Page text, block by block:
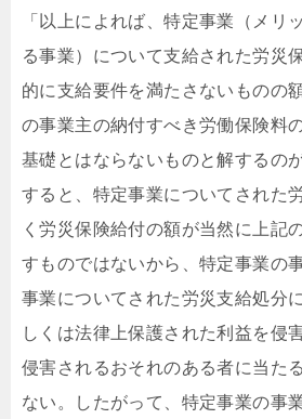
「以上によれば、特定事業（メリ
る事業）について支給された労災
的に支給要件を満たさないものの
の事業主の納付すべき労働保険料
基礎とはならないものと解するの
すると、特定事業についてされた
く労災保険給付の額が当然に上記
すものではないから、特定事業の
事業についてされた労災支給処分
しくは法律上保護された利益を侵
侵害されるおそれのある者に当た
ない。
したがって、特定事業の事